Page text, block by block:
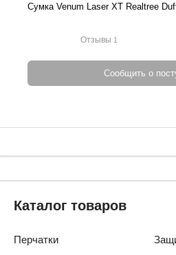
Сумка Venum Laser XT Realtree
Отзывы 1
Сообщить о
Каталог товаров
Перчатки